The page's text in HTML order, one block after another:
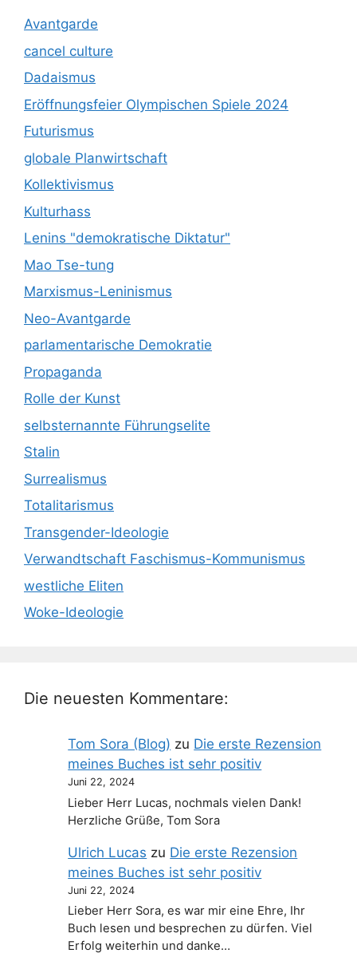
Avantgarde
cancel culture
Dadaismus
Eröffnungsfeier Olympischen Spiele 2024
Futurismus
globale Planwirtschaft
Kollektivismus
Kulturhass
Lenins "demokratische Diktatur"
Mao Tse-tung
Marxismus-Leninismus
Neo-Avantgarde
parlamentarische Demokratie
Propaganda
Rolle der Kunst
selbsternannte Führungselite
Stalin
Surrealismus
Totalitarismus
Transgender-Ideologie
Verwandtschaft Faschismus-Kommunismus
westliche Eliten
Woke-Ideologie
Die neuesten Kommentare:
Tom Sora (Blog) zu Die erste Rezension
meines Buches ist sehr positiv
Juni 22, 2024
Lieber Herr Lucas, nochmals vielen Dank!
Herzliche Grüße, Tom Sora
Ulrich Lucas zu Die erste Rezension
meines Buches ist sehr positiv
Juni 22, 2024
Lieber Herr Sora, es war mir eine Ehre, Ihr
Buch lesen und besprechen zu dürfen. Viel
Erfolg weiterhin und danke…